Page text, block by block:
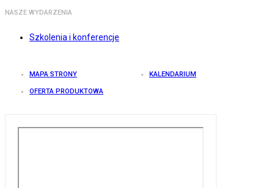
NASZE WYDARZENIA
Szkolenia i konferencje
MAPA STRONY KALENDARIUM
OFERTA PRODUKTOWA